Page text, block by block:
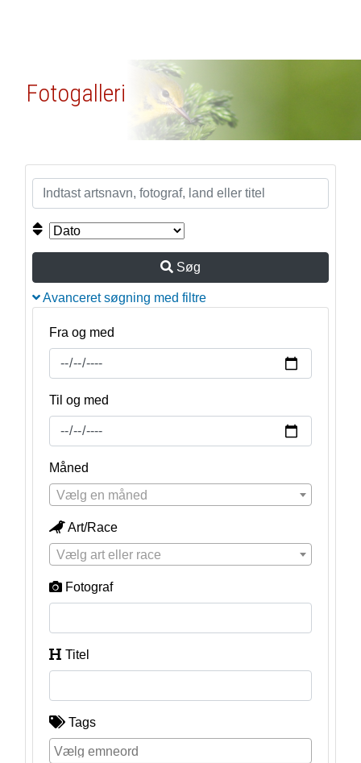
Fotogalleri
Søg
Avanceret søgning med filtre
Fra og med
Til og med
Måned
Vælg en måned
Art/Race
Vælg art eller race
Fotograf
Titel
Tags